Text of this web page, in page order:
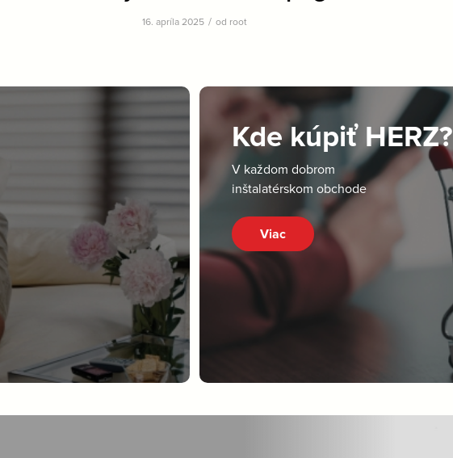
16. apríla 2025 / od root
Kde kúpiť HERZ?
V každom dobrom
inštalatérskom obchode
Viac